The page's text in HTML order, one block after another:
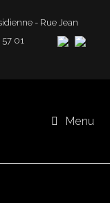
- Rue Jean
20 57 01
Menu